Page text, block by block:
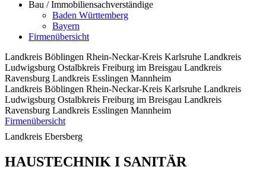
Bau / Immobiliensachverständige
Baden Württemberg
Bayern
Firmenübersicht
Landkreis Böblingen Rhein-Neckar-Kreis Karlsruhe Landkreis
Ludwigsburg Ostalbkreis Freiburg im Breisgau Landkreis
Ravensburg Landkreis Esslingen Mannheim
Landkreis Böblingen Rhein-Neckar-Kreis Karlsruhe Landkreis
Ludwigsburg Ostalbkreis Freiburg im Breisgau Landkreis
Ravensburg Landkreis Esslingen Mannheim
Firmenübersicht
Landkreis Ebersberg
HAUSTECHNIK I SANITÄR